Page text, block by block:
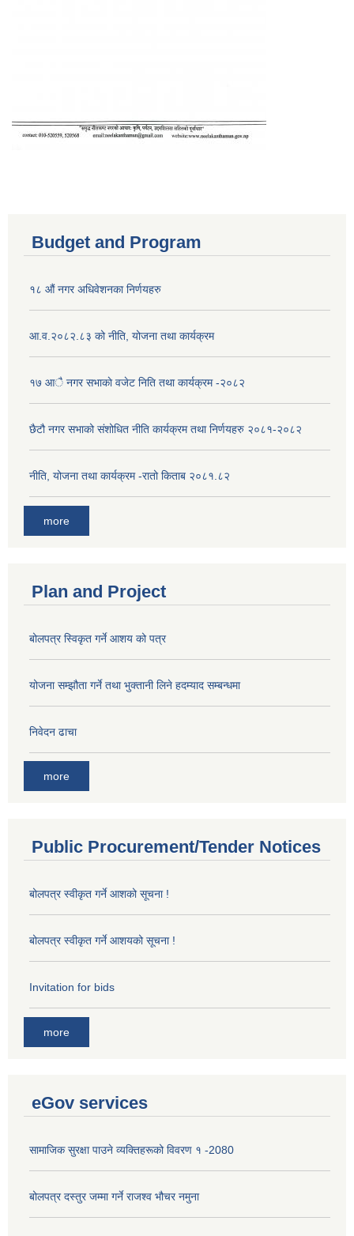
Budget and Program
१८ औं नगर अधिवेशनका निर्णयहरु
आ.व.२०८२.८३ को नीति, योजना तथा कार्यक्रम
१७ आै नगर सभाकाे वजेट निति तथा कार्यक्रम -२०८२
छैटौ नगर सभाको संशोधित नीति कार्यक्रम तथा निर्णयहरु २०८१-२०८२
नीति, योजना तथा कार्यक्रम -रातो किताब २०८१.८२
more
Plan and Project
बोलपत्र स्विकृत गर्ने आशय को पत्र
योजना सम्झौता गर्ने तथा भुक्तानी लिने हदम्याद सम्बन्धमा
निवेदन ढाचा
more
Public Procurement/Tender Notices
बोलपत्र स्वीकृत गर्ने आशको सूचना !
बोलपत्र स्वीकृत गर्ने आशयको सूचना !
Invitation for bids
more
eGov services
सामाजिक सुरक्षा पाउने व्यक्तिहरूको विवरण १ -2080
बोलपत्र दस्तुर जम्मा गर्ने राजश्व भौचर नमुना